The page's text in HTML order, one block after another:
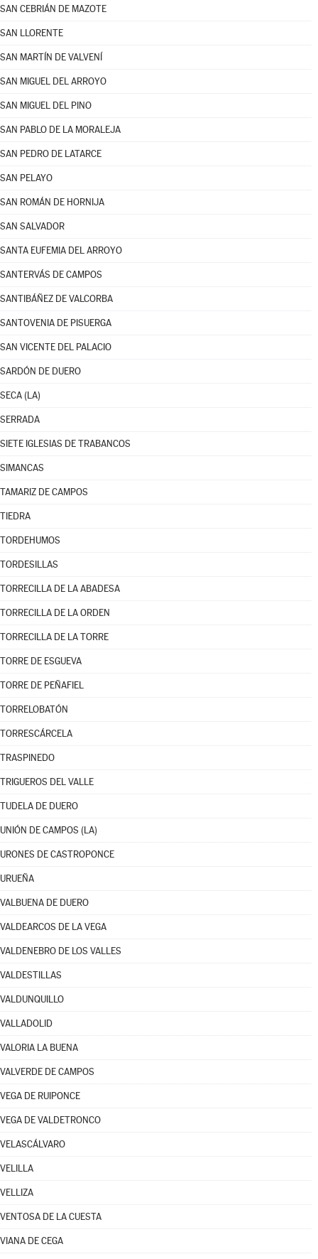
SAN CEBRIÁN DE MAZOTE
SAN LLORENTE
SAN MARTÍN DE VALVENÍ
SAN MIGUEL DEL ARROYO
SAN MIGUEL DEL PINO
SAN PABLO DE LA MORALEJA
SAN PEDRO DE LATARCE
SAN PELAYO
SAN ROMÁN DE HORNIJA
SAN SALVADOR
SANTA EUFEMIA DEL ARROYO
SANTERVÁS DE CAMPOS
SANTIBÁÑEZ DE VALCORBA
SANTOVENIA DE PISUERGA
SAN VICENTE DEL PALACIO
SARDÓN DE DUERO
SECA (LA)
SERRADA
SIETE IGLESIAS DE TRABANCOS
SIMANCAS
TAMARIZ DE CAMPOS
TIEDRA
TORDEHUMOS
TORDESILLAS
TORRECILLA DE LA ABADESA
TORRECILLA DE LA ORDEN
TORRECILLA DE LA TORRE
TORRE DE ESGUEVA
TORRE DE PEÑAFIEL
TORRELOBATÓN
TORRESCÁRCELA
TRASPINEDO
TRIGUEROS DEL VALLE
TUDELA DE DUERO
UNIÓN DE CAMPOS (LA)
URONES DE CASTROPONCE
URUEÑA
VALBUENA DE DUERO
VALDEARCOS DE LA VEGA
VALDENEBRO DE LOS VALLES
VALDESTILLAS
VALDUNQUILLO
VALLADOLID
VALORIA LA BUENA
VALVERDE DE CAMPOS
VEGA DE RUIPONCE
VEGA DE VALDETRONCO
VELASCÁLVARO
VELILLA
VELLIZA
VENTOSA DE LA CUESTA
VIANA DE CEGA